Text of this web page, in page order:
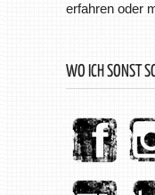
erfahren oder
WO ICH SONST